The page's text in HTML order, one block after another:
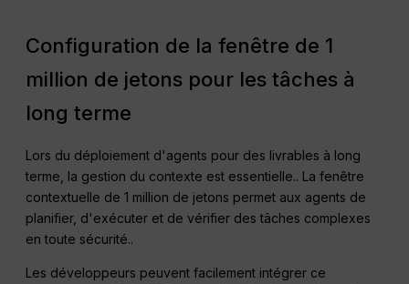
Configuration de la fenêtre de 1
million de jetons pour les tâches à
long terme
Lors du déploiement d'agents pour des livrables à long
terme, la gestion du contexte est essentielle.. La fenêtre
contextuelle de 1 million de jetons permet aux agents de
planifier, d'exécuter et de vérifier des tâches complexes
en toute sécurité..
Les développeurs peuvent facilement intégrer ce